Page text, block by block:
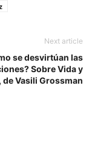
Next article
se desvirtúan las
Sobre Vida y
Vasili Grossman